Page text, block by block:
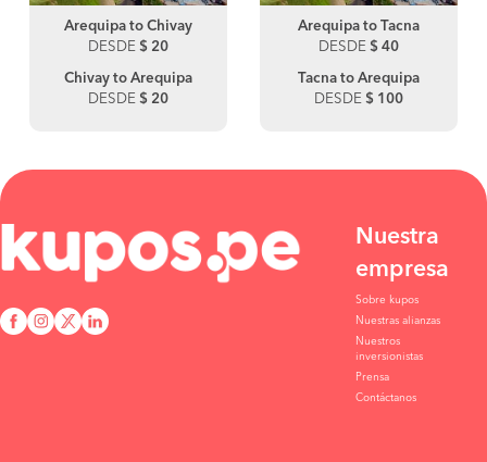
Arequipa to Chivay
DESDE $ 20
Chivay to Arequipa
DESDE $ 20
Arequipa to Tacna
DESDE $ 40
Tacna to Arequipa
DESDE $ 100
Nuestra
empresa
Sobre kupos
Nuestras alianzas
Nuestros
inversionistas
Prensa
Contáctanos